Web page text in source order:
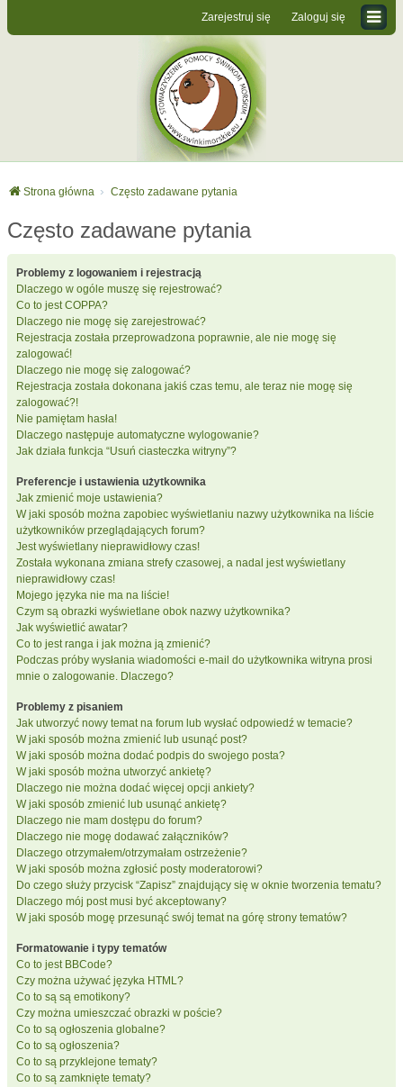
Zaloguj się
Zarejestruj się
Strona główna Często zadawane pytania
Często zadawane pytania
Problemy z logowaniem i rejestracją
Dlaczego w ogóle muszę się rejestrować?
Co to jest COPPA?
Dlaczego nie mogę się zarejestrować?
Rejestracja została przeprowadzona poprawnie, ale nie mogę się
zalogować!
Dlaczego nie mogę się zalogować?
Rejestracja została dokonana jakiś czas temu, ale teraz nie mogę się
zalogować?!
Nie pamiętam hasła!
Dlaczego następuje automatyczne wylogowanie?
Jak działa funkcja “Usuń ciasteczka witryny”?
Preferencje i ustawienia użytkownika
Jak zmienić moje ustawienia?
W jaki sposób można zapobiec wyświetlaniu nazwy użytkownika na liście
użytkowników przeglądających forum?
Jest wyświetlany nieprawidłowy czas!
Została wykonana zmiana strefy czasowej, a nadal jest wyświetlany
nieprawidłowy czas!
Mojego języka nie ma na liście!
Czym są obrazki wyświetlane obok nazwy użytkownika?
Jak wyświetlić awatar?
Co to jest ranga i jak można ją zmienić?
Podczas próby wysłania wiadomości e-mail do użytkownika witryna prosi
mnie o zalogowanie. Dlaczego?
Problemy z pisaniem
Jak utworzyć nowy temat na forum lub wysłać odpowiedź w temacie?
W jaki sposób można zmienić lub usunąć post?
W jaki sposób można dodać podpis do swojego posta?
W jaki sposób można utworzyć ankietę?
Dlaczego nie można dodać więcej opcji ankiety?
W jaki sposób zmienić lub usunąć ankietę?
Dlaczego nie mam dostępu do forum?
Dlaczego nie mogę dodawać załączników?
Dlaczego otrzymałem/otrzymałam ostrzeżenie?
W jaki sposób można zgłosić posty moderatorowi?
Do czego służy przycisk “Zapisz” znajdujący się w oknie tworzenia tematu?
Dlaczego mój post musi być akceptowany?
W jaki sposób mogę przesunąć swój temat na górę strony tematów?
Formatowanie i typy tematów
Co to jest BBCode?
Czy można używać języka HTML?
Co to są są emotikony?
Czy można umieszczać obrazki w poście?
Co to są ogłoszenia globalne?
Co to są ogłoszenia?
Co to są przyklejone tematy?
Co to są zamknięte tematy?